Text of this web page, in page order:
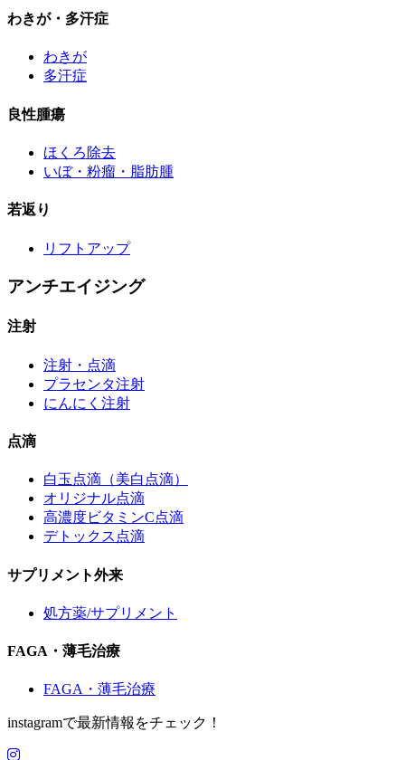
わきが・多汗症
わきが
多汗症
良性腫瘍
ほくろ除去
いぼ・粉瘤・脂肪腫
若返り
リフトアップ
アンチエイジング
注射
注射・点滴
プラセンタ注射
にんにく注射
点滴
白玉点滴（美白点滴）
オリジナル点滴
高濃度ビタミンC点滴
デトックス点滴
サプリメント外来
処方薬/サプリメント
FAGA・薄毛治療
FAGA・薄毛治療
instagramで最新情報をチェック！